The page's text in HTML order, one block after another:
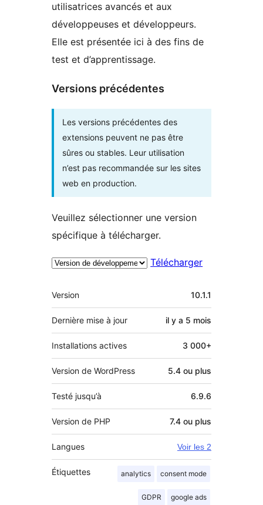
utilisatrices avancés et aux
développeuses et développeurs.
Elle est présentée ici à des fins de
test et d’apprentissage.
Versions précédentes
Les versions précédentes des
extensions peuvent ne pas être
sûres ou stables. Leur utilisation
n’est pas recommandée sur les sites
web en production.
Veuillez sélectionner une version
spécifique à télécharger.
Télécharger
Méta
Version 10.1.1
Dernière mise à jour il y a 5 mois
Installations actives 3 000+
Version de WordPress 5.4 ou plus
Testé jusqu’à 6.9.6
Version de PHP 7.4 ou plus
Langues Voir les 2
Étiquettes analytics consent mode
GDPR google ads